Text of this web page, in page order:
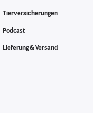
Tierversicherungen
Podcast
Lieferung & Versand